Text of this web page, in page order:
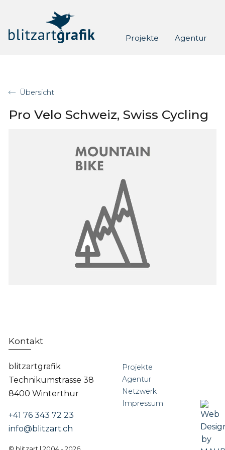
Projekte Agentur
Übersicht
Pro Velo Schweiz, Swiss Cycling
Kontakt
blitzartgrafik
Technikumstrasse 38
8400 Winterthur
+41 76 343 72 23
info@blitzart.ch
Projekte
Agentur
Netzwerk
Impressum